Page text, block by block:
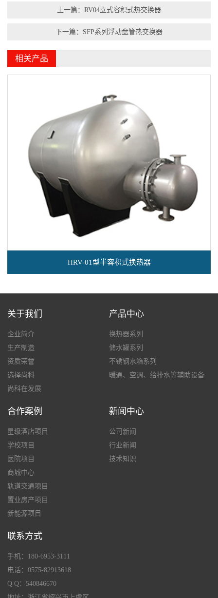
上一篇：RV04立式容积式热交换器
下一篇：SFP系列浮动盘管热交换器
相关产品
HRV-01型半容积式换热器
关于我们
企业简介
生产制造
资质荣誉
选择尚科
尚科在发展
产品中心
换热器系列
储水罐系列
不锈钢水箱系列
暖通、空调、给排水等辅助设备
合作案例
星级酒店项目
学校项目
医院项目
商城中心
轨道交通项目
置业房产项目
新能源项目
新闻中心
公司新闻
行业新闻
技术知识
联系方式
手机：180-6953-3111
电话：0575-82913618
Q Q：540846670